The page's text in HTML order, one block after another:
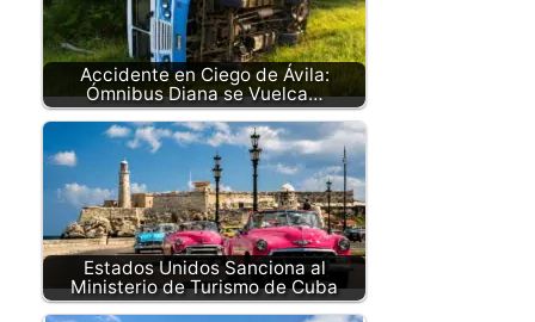
Accidente en Ciego de Ávila:
Ómnibus Diana se Vuelca…
Estados Unidos Sanciona al
Ministerio de Turismo de Cuba